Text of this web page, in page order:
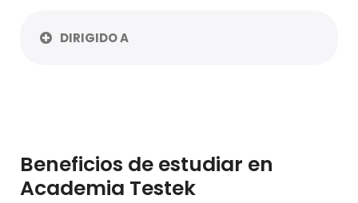
DIRIGIDO A
Beneficios de estudiar en
Academia Testek